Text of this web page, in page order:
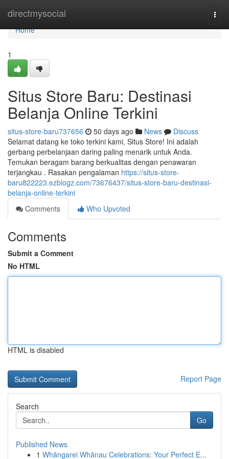
directmysocial
Home
Home
1
Situs Store Baru: Destinasi
Belanja Online Terkini
situs-store-baru737656 50 days ago News
Discuss
Selamat datang ke toko terkini kami, Situs Store! Ini adalah
gerbang perbelanjaan daring paling menarik untuk Anda.
Temukan beragam barang berkualitas dengan penawaran
terjangkau . Rasakan pengalaman https://situs-store-
baru822223.ezblogz.com/73676437/situs-store-baru-destinasi-
belanja-online-terkini
Comments
Who Upvoted
Comments
Submit a Comment
No HTML
HTML is disabled
Report Page
Search
Go
Published News
1 Whāngarei Whānau Celebrations: Your Perfect E...